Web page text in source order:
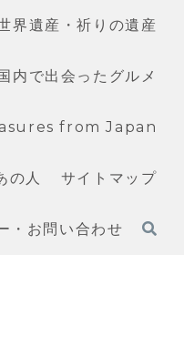
界遺産・祈りの遺産
内で出会ったグルメ
from Japan
の人 サイトマップ
・お問い合わせ